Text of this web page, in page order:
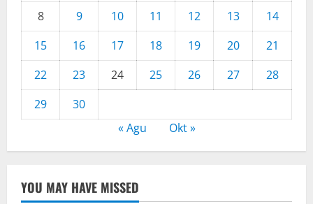
8
9 10 11 12 13
14
15
16 17 18 19 20
21
22
23 24 25 26 27
28
29
30
« Agu
Okt »
YOU MAY HAVE MISSED